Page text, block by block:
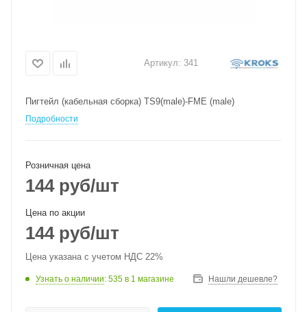
Артикул: 341
Пигтейл (кабельная сборка) TS9(male)-FME (male)
Подробности
Розничная цена
144руб/шт
Цена по акции
144руб/шт
Цена указана с учетом НДС 22%
Узнать о наличии: 535 в 1 магазине Нашли дешевле?